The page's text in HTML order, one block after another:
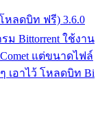
หลดบิท ฟรี) 3.6.0
ม Bittorrent ใช้งาน
แต่ขนาดไฟล์
เอาไว้ โหลดบิท Bi